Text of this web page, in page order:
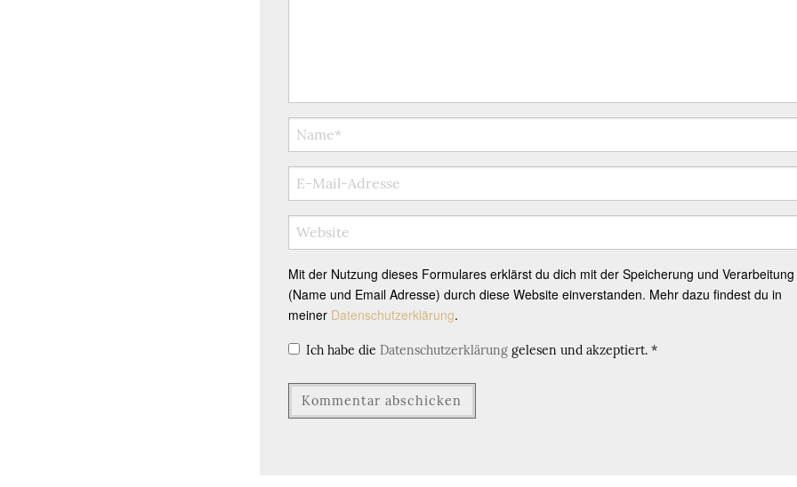
Mit der Nutzung dieses Formulares erklärst du dich mit der Speicherung und
(Name und Email Adresse) durch diese Website einverstanden. Mehr dazu findest du in
meiner Datenschutzerklärung.
Ich habe die Datenschutzerklärung gelesen und akzeptiert. *